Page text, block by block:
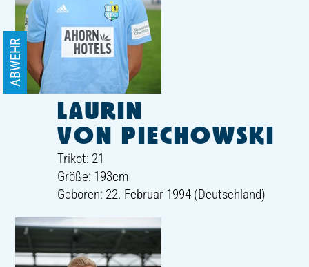
LAURIN
VON PIECHOWSKI
ABWEHR
Trikot: 21
Größe: 193cm
Geboren: 22. Februar 1994 (Deutschland)